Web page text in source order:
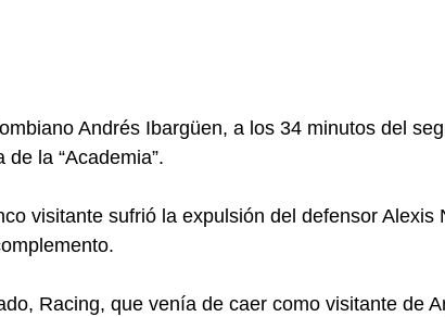
Andrés Ibargüen, a los 34 minutos del
la “Academia”.
visitante sufrió la expulsión del defensor Alexis
Racing, que venía de caer como visitante de